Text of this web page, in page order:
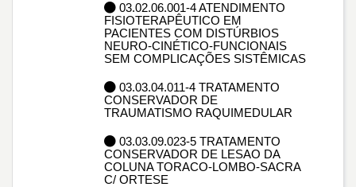
03.02.06.001-4 ATENDIMENTO
FISIOTERAPÊUTICO EM
PACIENTES COM DISTÚRBIOS
NEURO-CINÉTICO-FUNCIONAIS
SEM COMPLICAÇÕES SISTÊMICAS
03.03.04.011-4 TRATAMENTO
CONSERVADOR DE
TRAUMATISMO RAQUIMEDULAR
03.03.09.023-5 TRATAMENTO
CONSERVADOR DE LESAO DA
COLUNA TORACO-LOMBO-SACRA
C/ ORTESE